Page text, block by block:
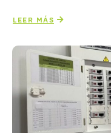
LEER MÁS